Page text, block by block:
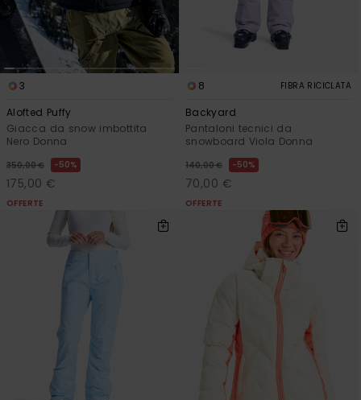
3
Alofted Puffy
Giacca da snow imbottita
Nero Donna
350,00 € 50%
175,00 €
OFFERTE
8 FIBRA RICICLATA
Backyard
Pantaloni tecnici da
snowboard Viola Donna
140,00 € 50%
70,00 €
OFFERTE